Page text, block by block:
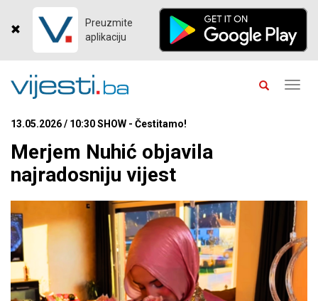
Preuzmite
aplikaciju
13.05.2026 / 10:30 SHOW - Čestitamo!
Merjem Nuhić objavila
najradosniju vijest